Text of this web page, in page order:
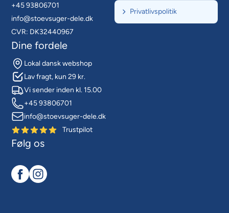
+45 93806701
info@stoevsuger-dele.dk
CVR: DK32440967
Privatlivspolitik
Dine fordele
Lokal dansk webshop
Lav fragt, kun 29 kr.
Vi sender inden kl. 15.00
+45 93806701
info@stoevsuger-dele.dk
Trustpilot
Følg os